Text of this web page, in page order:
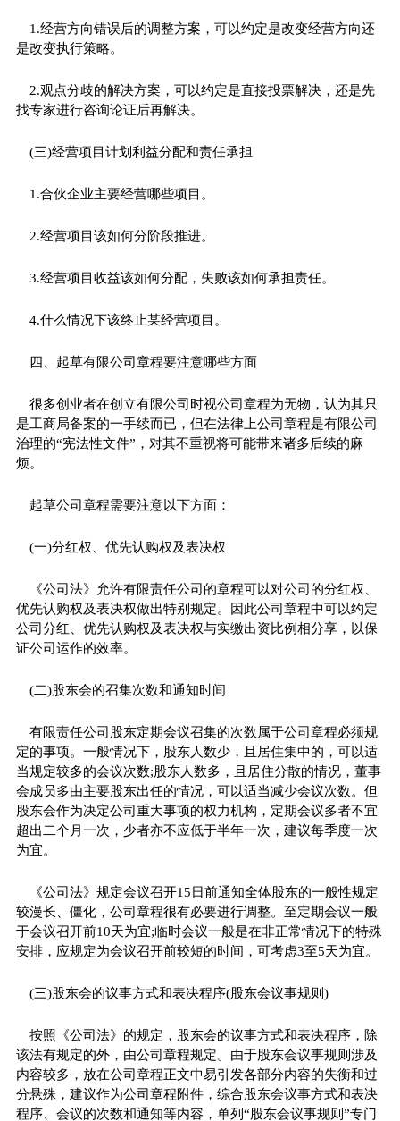
1.经营方向错误后的调整方案，可以约定是改变经营方向还
是改变执行策略。
2.观点分歧的解决方案，可以约定是直接投票解决，还是先
找专家进行咨询论证后再解决。
(三)经营项目计划利益分配和责任承担
1.合伙企业主要经营哪些项目。
2.经营项目该如何分阶段推进。
3.经营项目收益该如何分配，失败该如何承担责任。
4.什么情况下该终止某经营项目。
四、起草有限公司章程要注意哪些方面
很多创业者在创立有限公司时视公司章程为无物，认为其只
是工商局备案的一手续而已，但在法律上公司章程是有限公司
治理的“宪法性文件”，对其不重视将可能带来诸多后续的麻
烦。
起草公司章程需要注意以下方面：
(一)分红权、优先认购权及表决权
《公司法》允许有限责任公司的章程可以对公司的分红权、
优先认购权及表决权做出特别规定。因此公司章程中可以约定
公司分红、优先认购权及表决权与实缴出资比例相分享，以保
证公司运作的效率。
(二)股东会的召集次数和通知时间
有限责任公司股东定期会议召集的次数属于公司章程必须规
定的事项。一般情况下，股东人数少，且居住集中的，可以适
当规定较多的会议次数;股东人数多，且居住分散的情况，董事
会成员多由主要股东出任的情况，可以适当减少会议次数。但
股东会作为决定公司重大事项的权力机构，定期会议多者不宜
超出二个月一次，少者亦不应低于半年一次，建议每季度一次
为宜。
《公司法》规定会议召开15日前通知全体股东的一般性规定
较漫长、僵化，公司章程很有必要进行调整。至定期会议一般
于会议召开前10天为宜;临时会议一般是在非正常情况下的特殊
安排，应规定为会议召开前较短的时间，可考虑3至5天为宜。
(三)股东会的议事方式和表决程序(股东会议事规则)
按照《公司法》的规定，股东会的议事方式和表决程序，除
该法有规定的外，由公司章程规定。由于股东会议事规则涉及
内容较多，放在公司章程正文中易引发各部分内容的失衡和过
分悬殊，建议作为公司章程附件，综合股东会议事方式和表决
程序、会议的次数和通知等内容，单列“股东会议事规则”专门